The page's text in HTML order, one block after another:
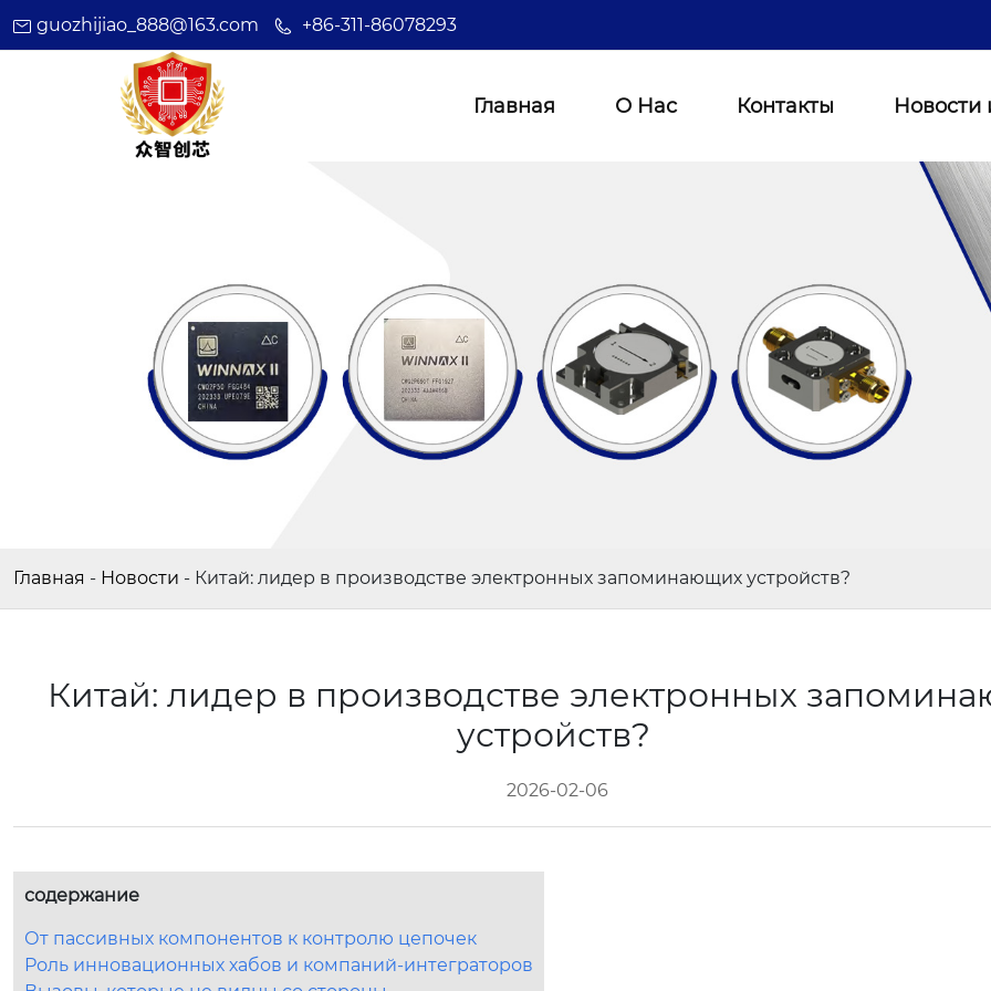
guozhijiao_888@163.com +86-311-86078293
Главная О Нас Контакты Новости
Главная - Новости - Китай: лидер в производстве электронных запоминающих устройств?
Китай: лидер в производстве электронных
устройств?
2026-02-06
содержание
От пассивных компонентов к контролю цепочек
Роль инновационных хабов и компаний-интеграторов